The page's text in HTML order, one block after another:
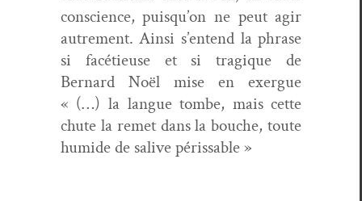
con­science, puisqu’on ne peut agir
autrement. Ain­si s’entend la phrase
si facétieuse et si trag­ique de
Bernard Noël mise en exer­gue
« (…) la langue tombe, mais cette
chute la remet dans la bouche, toute
humide de salive périssable »